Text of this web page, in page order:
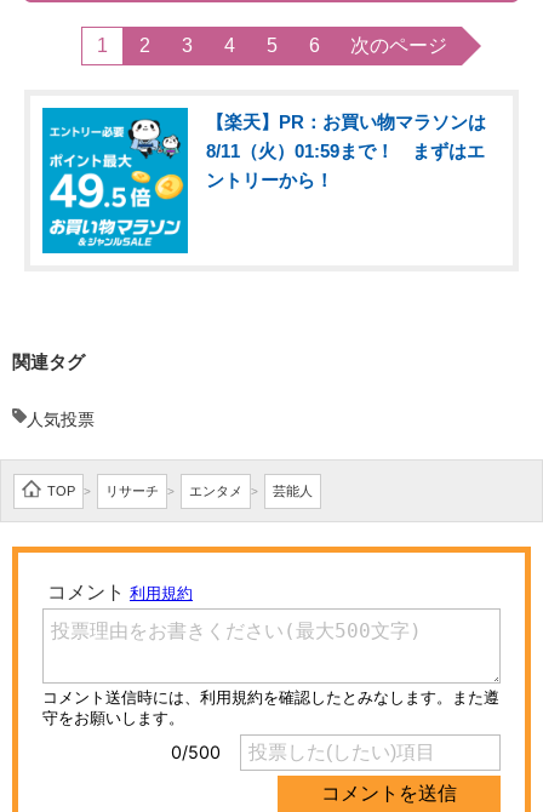
1 2 3 4 5 6 次のページ
【楽天】PR：お買い物マラソンは
8/11（火）01:59まで！ まずはエ
ントリーから！
関連タグ
人気投票
TOP > リサーチ > エンタメ > 芸能人